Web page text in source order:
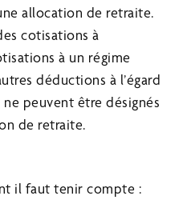
allocation de retraite.
cotisations à
à un régime
déductions à l’égard
peuvent être désignés
de retraite.
il faut tenir compte :